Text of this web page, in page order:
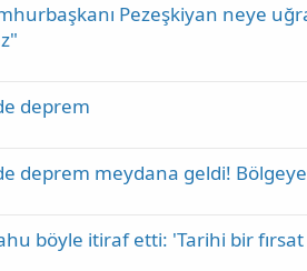
Pezeşkiyan neye
deprem
deprem meydana geldi!
böyle itiraf etti: 'Tarihi bir fırsat